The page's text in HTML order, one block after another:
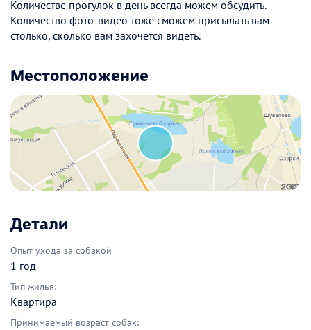
Количестве прогулок в день всегда можем обсудить.
Количество фото-видео тоже сможем присылать вам
столько, сколько вам захочется видеть.
Местоположение
Детали
Опыт ухода за собакой
1 год
Тип жилья:
Квартира
Принимаемый возраст собак: